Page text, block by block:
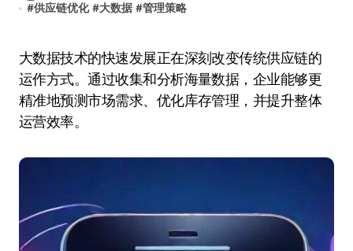
#供应链优化 #大数据 #管理策略
大数据技术的快速发展正在深刻改变传统供应链的
运作方式。通过收集和分析海量数据，企业能够更
精准地预测市场需求、优化库存管理，并提升整体
运营效率。